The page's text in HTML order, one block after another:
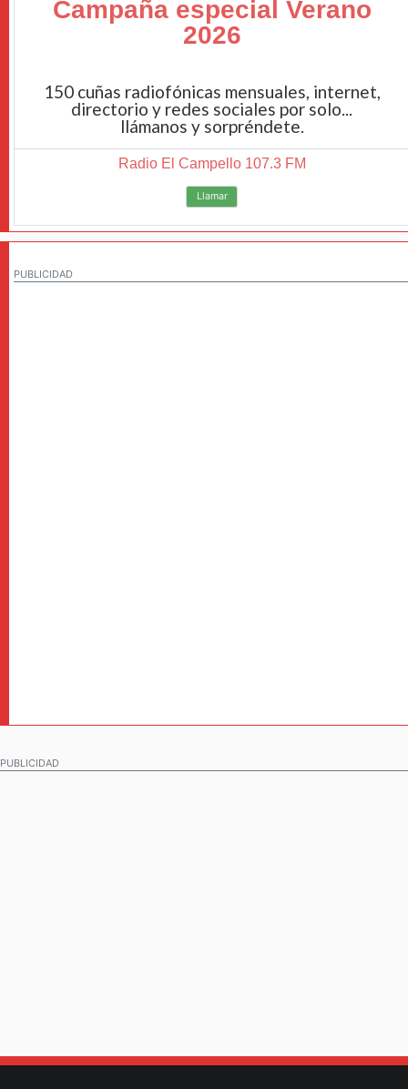
Campaña especial Verano
2026
150 cuñas radiofónicas mensuales, internet,
directorio y redes sociales por solo...
llámanos y sorpréndete.
Radio El Campello 107.3 FM
Llamar
PUBLICIDAD
PUBLICIDAD